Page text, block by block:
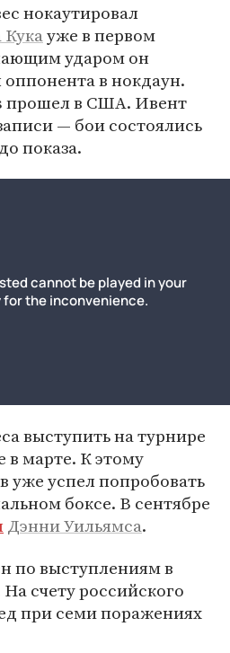
нокаутировал
уже в первом
ударом он
в нокдаун.
прошел в США. Ивент
— бои состоялись
показа.
выступить на турнире
в марте. К этому
уже успел попробовать
боксе. В сентябре
Дэнни Уильямса.
по выступлениям в
счету российского
при семи поражениях